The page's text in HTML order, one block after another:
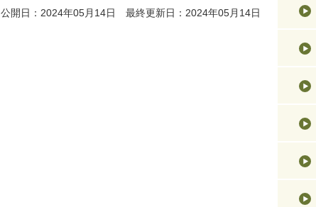
公開日：2024年05月14日 最終更新日：2024年05月14日